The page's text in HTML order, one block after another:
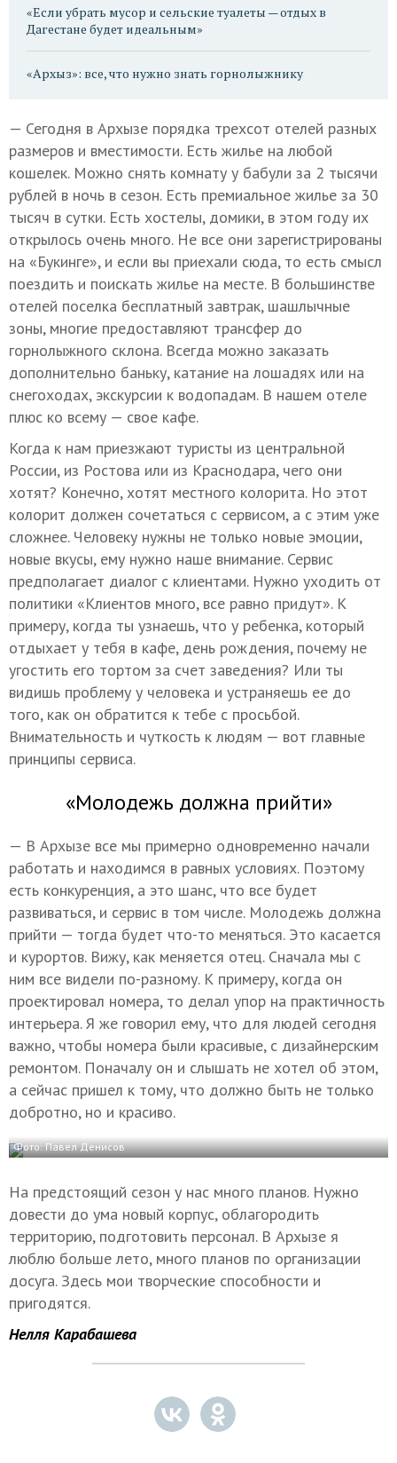
«Если убрать мусор и сельские туалеты — отдых в
Дагестане будет идеальным»
«Архыз»: все, что нужно знать горнолыжнику
— Сегодня в Архызе порядка трехсот отелей разных
размеров и вместимости. Есть жилье на любой
кошелек. Можно снять комнату у бабули за 2 тысячи
рублей в ночь в сезон. Есть премиальное жилье за 30
тысяч в сутки. Есть хостелы, домики, в этом году их
открылось очень много. Не все они зарегистрированы
на «Букинге», и если вы приехали сюда, то есть смысл
поездить и поискать жилье на месте. В большинстве
отелей поселка бесплатный завтрак, шашлычные
зоны, многие предоставляют трансфер до
горнолыжного склона. Всегда можно заказать
дополнительно баньку, катание на лошадях или на
снегоходах, экскурсии к водопадам. В нашем отеле
плюс ко всему — свое кафе.
Когда к нам приезжают туристы из центральной
России, из Ростова или из Краснодара, чего они
хотят? Конечно, хотят местного колорита. Но этот
колорит должен сочетаться с сервисом, а с этим уже
сложнее. Человеку нужны не только новые эмоции,
новые вкусы, ему нужно наше внимание. Сервис
предполагает диалог с клиентами. Нужно уходить от
политики «Клиентов много, все равно придут». К
примеру, когда ты узнаешь, что у ребенка, который
отдыхает у тебя в кафе, день рождения, почему не
угостить его тортом за счет заведения? Или ты
видишь проблему у человека и устраняешь ее до
того, как он обратится к тебе с просьбой.
Внимательность и чуткость к людям — вот главные
принципы сервиса.
«Молодежь должна прийти»
— В Архызе все мы примерно одновременно начали
работать и находимся в равных условиях. Поэтому
есть конкуренция, а это шанс, что все будет
развиваться, и сервис в том числе. Молодежь должна
прийти — тогда будет что-то меняться. Это касается
и курортов. Вижу, как меняется отец. Сначала мы с
ним все видели по-разному. К примеру, когда он
проектировал номера, то делал упор на практичность
интерьера. Я же говорил ему, что для людей сегодня
важно, чтобы номера были красивые, с дизайнерским
ремонтом. Поначалу он и слышать не хотел об этом,
а сейчас пришел к тому, что должно быть не только
добротно, но и красиво.
Фото: Павел Денисов
На предстоящий сезон у нас много планов. Нужно
довести до ума новый корпус, облагородить
территорию, подготовить персонал. В Архызе я
люблю больше лето, много планов по организации
досуга. Здесь мои творческие способности и
пригодятся.
Нелля Карабашева